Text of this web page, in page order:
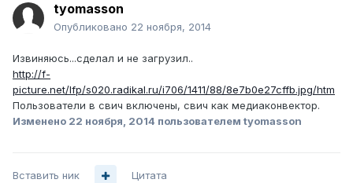
tyomasson
Опубликовано 22 ноября, 2014
Извиняюсь...сделал и не загрузил..
http://f-
picture.net/lfp/s020.radikal.ru/i706/1411/88/8e7b0e27cffb.jpg/htm
Пользователи в свич включены, свич как медиаконвектор.
Изменено 22 ноября, 2014 пользователем tyomasson
Вставить ник Цитата